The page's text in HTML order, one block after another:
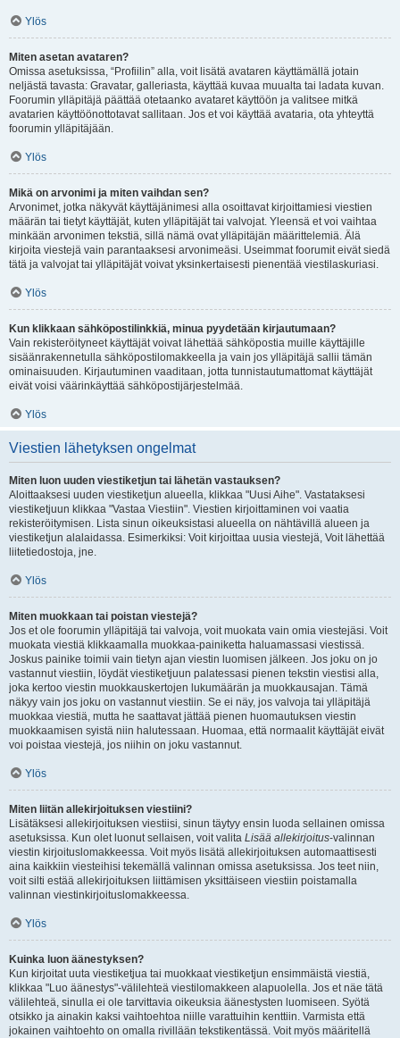
Ylös
Miten asetan avataren?
Omissa asetuksissa, “Profiilin” alla, voit lisätä avataren käyttämällä jotain
neljästä tavasta: Gravatar, galleriasta, käyttää kuvaa muualta tai ladata kuvan.
Foorumin ylläpitäjä päättää otetaanko avataret käyttöön ja valitsee mitkä
avatarien käyttöönottotavat sallitaan. Jos et voi käyttää avataria, ota yhteyttä
foorumin ylläpitäjään.
Ylös
Mikä on arvonimi ja miten vaihdan sen?
Arvonimet, jotka näkyvät käyttäjänimesi alla osoittavat kirjoittamiesi viestien
määrän tai tietyt käyttäjät, kuten ylläpitäjät tai valvojat. Yleensä et voi vaihtaa
minkään arvonimen tekstiä, sillä nämä ovat ylläpitäjän määrittelemiä. Älä
kirjoita viestejä vain parantaaksesi arvonimeäsi. Useimmat foorumit eivät siedä
tätä ja valvojat tai ylläpitäjät voivat yksinkertaisesti pienentää viestilaskuriasi.
Ylös
Kun klikkaan sähköpostilinkkiä, minua pyydetään kirjautumaan?
Vain rekisteröityneet käyttäjät voivat lähettää sähköpostia muille käyttäjille
sisäänrakennetulla sähköpostilomakkeella ja vain jos ylläpitäjä sallii tämän
ominaisuuden. Kirjautuminen vaaditaan, jotta tunnistautumattomat käyttäjät
eivät voisi väärinkäyttää sähköpostijärjestelmää.
Ylös
Viestien lähetyksen ongelmat
Miten luon uuden viestiketjun tai lähetän vastauksen?
Aloittaaksesi uuden viestiketjun alueella, klikkaa "Uusi Aihe". Vastataksesi
viestiketjuun klikkaa "Vastaa Viestiin". Viestien kirjoittaminen voi vaatia
rekisteröitymisen. Lista sinun oikeuksistasi alueella on nähtävillä alueen ja
viestiketjun alalaidassa. Esimerkiksi: Voit kirjoittaa uusia viestejä, Voit lähettää
liitetiedostoja, jne.
Ylös
Miten muokkaan tai poistan viestejä?
Jos et ole foorumin ylläpitäjä tai valvoja, voit muokata vain omia viestejäsi. Voit
muokata viestiä klikkaamalla muokkaa-painiketta haluamassasi viestissä.
Joskus painike toimii vain tietyn ajan viestin luomisen jälkeen. Jos joku on jo
vastannut viestiin, löydät viestiketjuun palatessasi pienen tekstin viestisi alla,
joka kertoo viestin muokkauskertojen lukumäärän ja muokkausajan. Tämä
näkyy vain jos joku on vastannut viestiin. Se ei näy, jos valvoja tai ylläpitäjä
muokkaa viestiä, mutta he saattavat jättää pienen huomautuksen viestin
muokkaamisen syistä niin halutessaan. Huomaa, että normaalit käyttäjät eivät
voi poistaa viestejä, jos niihin on joku vastannut.
Ylös
Miten liitän allekirjoituksen viestiini?
Lisätäksesi allekirjoituksen viestiisi, sinun täytyy ensin luoda sellainen omissa
asetuksissa. Kun olet luonut sellaisen, voit valita Lisää allekirjoitus-valinnan
viestin kirjoituslomakkeessa. Voit myös lisätä allekirjoituksen automaattisesti
aina kaikkiin viesteihisi tekemällä valinnan omissa asetuksissa. Jos teet niin,
voit silti estää allekirjoituksen liittämisen yksittäiseen viestiin poistamalla
valinnan viestinkirjoituslomakkeessa.
Ylös
Kuinka luon äänestyksen?
Kun kirjoitat uuta viestiketjua tai muokkaat viestiketjun ensimmäistä viestiä,
klikkaa "Luo äänestys"-välilehteä viestilomakkeen alapuolella. Jos et näe tätä
välilehteä, sinulla ei ole tarvittavia oikeuksia äänestysten luomiseen. Syötä
otsikko ja ainakin kaksi vaihtoehtoa niille varattuihin kenttiin. Varmista että
jokainen vaihtoehto on omalla rivillään tekstikentässä. Voit myös määritellä